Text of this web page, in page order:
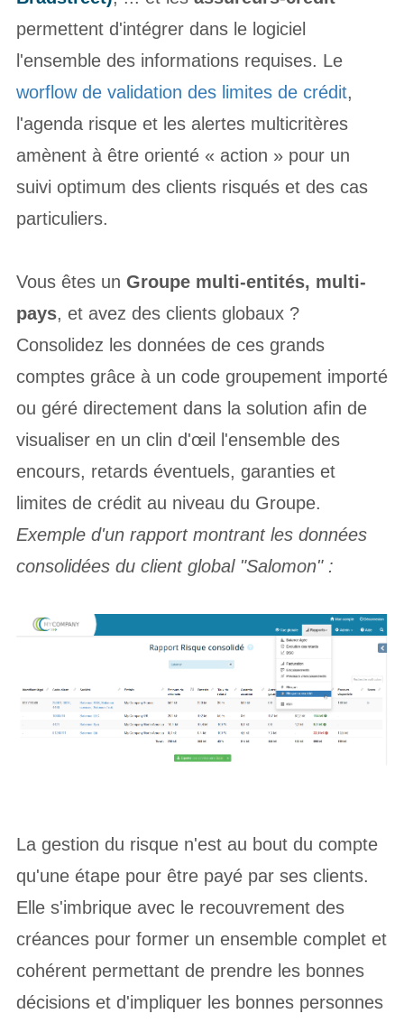
permettent d'intégrer dans le logiciel
l'ensemble des informations requises. Le
worflow de validation des limites de crédit,
l'agenda risque et les alertes multicritères
amènent à être orienté « action » pour un
suivi optimum des clients risqués et des cas
particuliers.
Vous êtes un Groupe multi-entités, multi-
pays, et avez des clients globaux ?
Consolidez les données de ces grands
comptes grâce à un code groupement importé
ou géré directement dans la solution afin de
visualiser en un clin d'œil l'ensemble des
encours, retards éventuels, garanties et
limites de crédit au niveau du Groupe.
Exemple d'un rapport montrant les données
consolidées du client global "Salomon" :
La gestion du risque n'est au bout du compte
qu'une étape pour être payé par ses clients.
Elle s'imbrique avec le recouvrement des
créances pour former un ensemble complet et
cohérent permettant de prendre les bonnes
décisions et d'impliquer les bonnes personnes